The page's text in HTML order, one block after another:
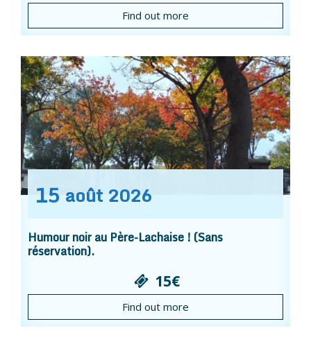
Find out more
15 août 2026
Humour noir au Père-Lachaise ! (Sans
réservation).
15€
Find out more